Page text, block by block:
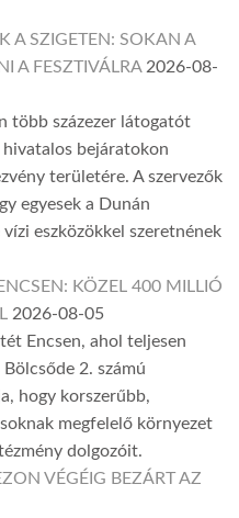
A SZIGETEN: SOKAN A
A FESZTIVÁLRA 2026-08-
több százezer látogatót
bejáratokon
területére. A szervezők
egyesek a Dunán
eszközökkel szeretnének
KÖZEL 400 MILLIÓ
2026-08-05
Encsen, ahol teljesen
2. számú
hogy korszerűbb,
megfelelő környezet
dolgozóit.
VÉGÉIG BEZÁRT AZ